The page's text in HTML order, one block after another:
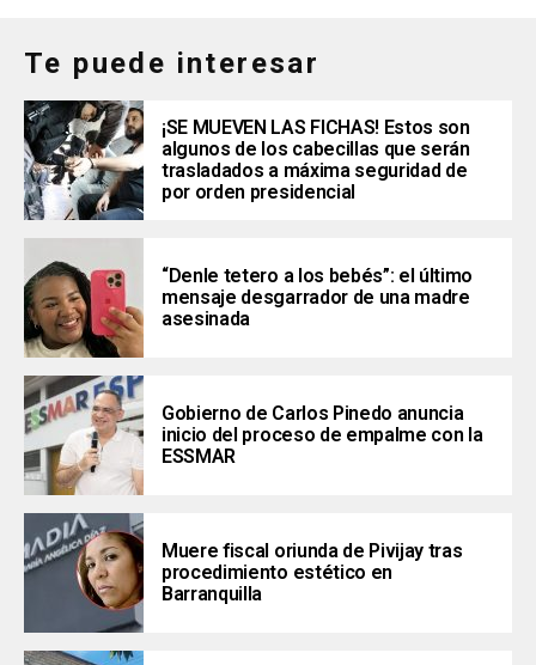
Te puede interesar
¡SE MUEVEN LAS FICHAS! Estos son
algunos de los cabecillas que serán
trasladados a máxima seguridad de
por orden presidencial
“Denle tetero a los bebés”: el último
mensaje desgarrador de una madre
asesinada
Gobierno de Carlos Pinedo anuncia
inicio del proceso de empalme con la
ESSMAR
Muere fiscal oriunda de Pivijay tras
procedimiento estético en
Barranquilla